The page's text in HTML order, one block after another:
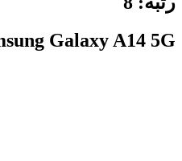
Galaxy A14 5G